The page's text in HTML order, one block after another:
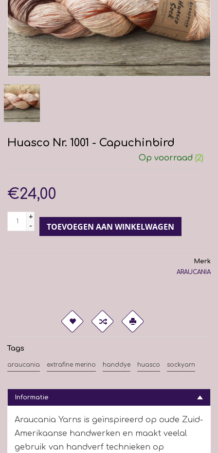
Huasco Nr. 1001 - Capuchinbird
Op voorraad (2)
€24,00
+
-
TOEVOEGEN AAN WINKELWAGEN
Merk
ARAUCANIA
Tags
araucania extrafine merino handdye huasco sockyarn
Informatie
Araucania Yarns is geïnspireerd op oude Zuid-
Amerikaanse handwerken en maakt veelal
gebruik van handverf technieken op